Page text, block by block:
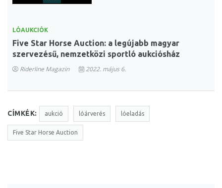
LÓAUKCIÓK
Five Star Horse Auction: a legújabb magyar
szervezésű, nemzetközi sportló aukciósház
Riderline Magazin 2022. május 6.
CÍMKÉK: aukció lóárverés lóeladás
Five Star Horse Auction